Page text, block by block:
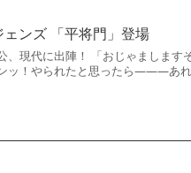
ェンズ 「平将門」登場
、現代に出陣！ 「おじゃましま
ッ！やられたと思ったら———あ